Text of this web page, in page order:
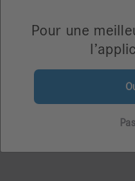
Livraison sous 4
Fiche de stock
Télécharger la brochure
Pour une